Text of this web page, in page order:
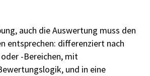
auch die Auswertung muss den
entsprechen: differenziert nach
-Bereichen, mit
und in eine